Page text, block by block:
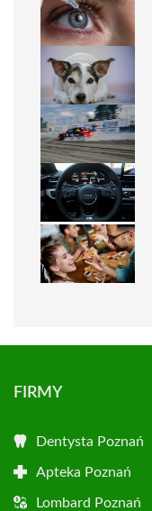
FIRMY
Dentysta Poznań
Apteka Poznań
Lombard Poznań